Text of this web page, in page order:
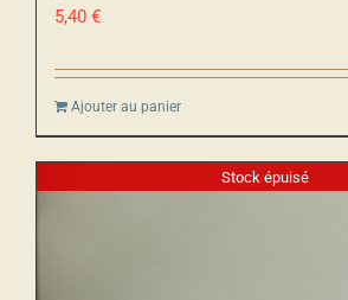
5,40 €
Ajouter au panier
Stock épuisé